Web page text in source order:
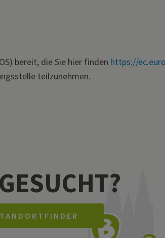
bereit, die Sie hier finden https://
teilzunehmen.